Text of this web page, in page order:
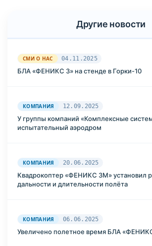
Другие новости
СМИ О НАС 04.11.2025
БЛА «ФЕНИКС 3» на стенде в Горки-10
КОМПАНИЯ 12.09.2025
У группы компаний «Комплексные
испытательный аэродром
КОМПАНИЯ 20.06.2025
Квадрокоптер «ФЕНИКС 3М» установил
дальности и длительности полёта
КОМПАНИЯ 06.06.2025
Увеличено полетное время БЛА